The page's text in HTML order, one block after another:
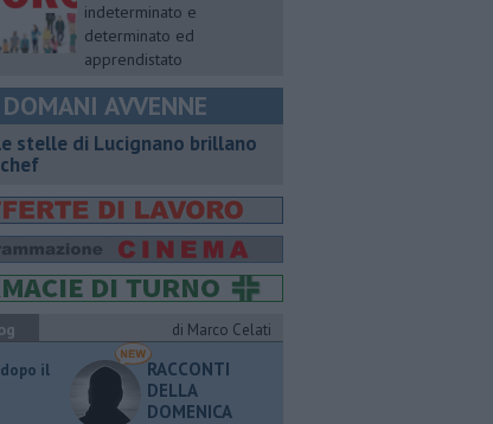
indeterminato e
determinato ed
apprendistato
DOMANI AVVENNE
stelle di Lucignano brillano
di Marco Celati
il
RACCONTI
DELLA
DOMENICA